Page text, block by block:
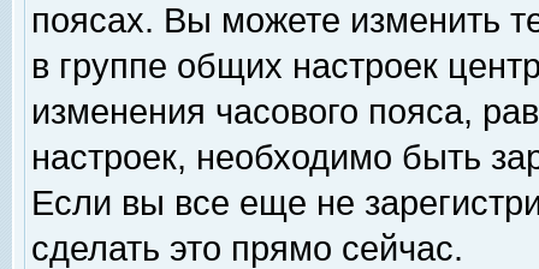
поясах. Вы можете изменить
в группе общих настроек
изменения часового пояса,
настроек, необходимо быть
Если вы все еще не
сделать это прямо сейчас.